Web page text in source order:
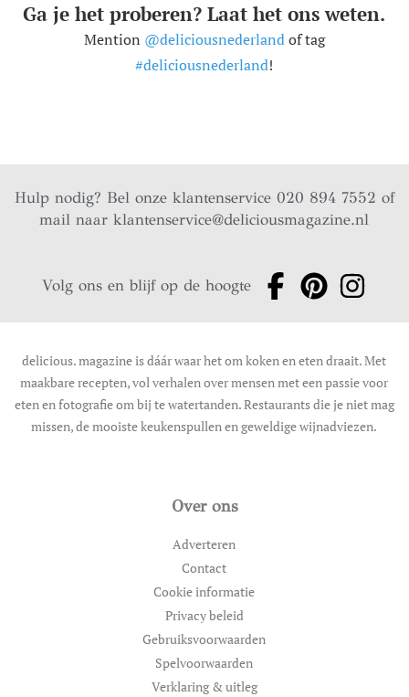
Ga je het proberen? Laat het ons weten.
Mention @deliciousnederlandof tag
#deliciousnederland!
Hulp nodig? Bel onze klantenservice 020 894 7552 of
mail naarklantenservice@deliciousmagazine.nl
Volg ons en blijf op de hoogte
delicious. magazine is dáár waar het om koken en eten draait. Met
maakbare recepten, vol verhalen over mensen met een passie voor
eten en fotografie om bij te watertanden. Restaurants die je niet mag
missen, de mooiste keukenspullen en geweldige wijnadviezen.
Over ons
Adverteren
Contact
Cookie informatie
Privacy beleid
Gebruiksvoorwaarden
Spelvoorwaarden
Verklaring & uitleg